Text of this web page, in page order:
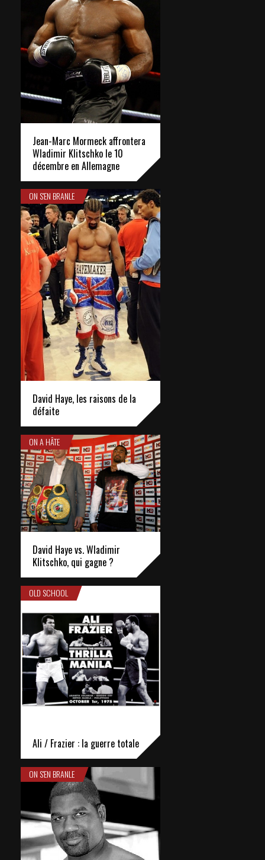
Jean-Marc Mormeck affrontera
Wladimir Klitschko le 10
décembre en Allemagne
ON S'EN BRANLE
David Haye, les raisons de la
défaite
ON A HÂTE
David Haye vs. Wladimir
Klitschko, qui gagne ?
OLD SCHOOL
Ali / Frazier : la guerre totale
ON S'EN BRANLE